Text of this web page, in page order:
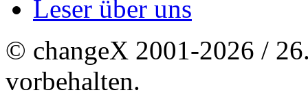
Leser über uns
© changeX 2001-2026 /
vorbehalten.